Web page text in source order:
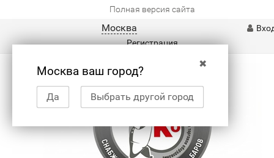
Полная версия сайта
Москва
✖
Москва ваш город?
Да Выбрать другой город
Регистрация